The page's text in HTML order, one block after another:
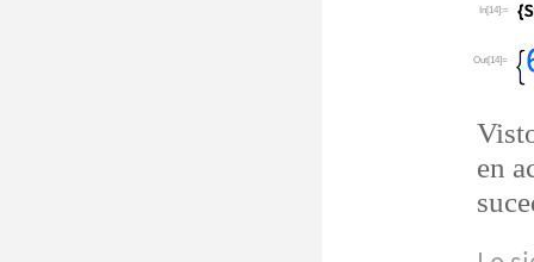
In[14]:=
Out[14]=
en